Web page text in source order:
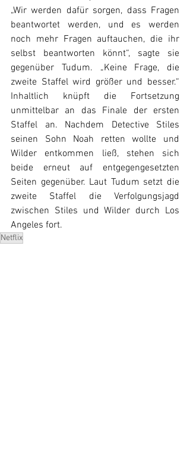
„Wir werden dafür sorgen, dass Fragen
beantwortet werden, und es werden
noch mehr Fragen auftauchen, die ihr
selbst beantworten könnt“, sagte sie
gegenüber Tudum. „Keine Frage, die
zweite Staffel wird größer und besser.“
Inhaltlich knüpft die Fortsetzung
unmittelbar an das Finale der ersten
Staffel an. Nachdem Detective Stiles
seinen Sohn Noah retten wollte und
Wilder entkommen ließ, stehen sich
beide erneut auf entgegengesetzten
Seiten gegenüber. Laut Tudum setzt die
zweite Staffel die Verfolgungsjagd
zwischen Stiles und Wilder durch Los
Angeles fort.
Netflix